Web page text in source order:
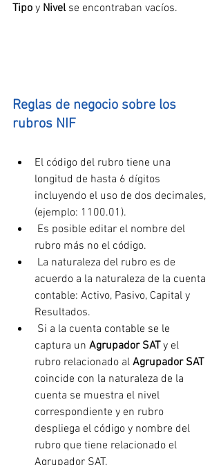
Tipo y Nivel se encontraban vacíos.
Reglas de negocio sobre los
rubros NIF
El código del rubro tiene una
longitud de hasta 6 dígitos
incluyendo el uso de dos decimales,
(ejemplo: 1100.01).
rubro más no el código.
acuerdo a la naturaleza de la cuenta
contable: Activo, Pasivo, Capital y
Resultados.
captura un Agrupador SAT y el
rubro relacionado al Agrupador SAT
coincide con la naturaleza de la
cuenta se muestra el nivel
correspondiente y en rubro
despliega el código y nombre del
rubro que tiene relacionado el